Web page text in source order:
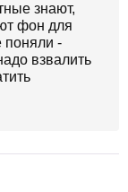
знают,
фон для
поняли -
взвалить